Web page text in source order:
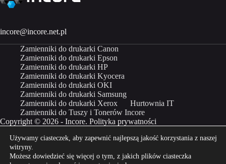
incore@incore.net.pl
Zamienniki do drukarki Canon
Zamienniki do drukarki Epson
Zamienniki do drukarki HP
Zamienniki do drukarki Kyocera
Zamienniki do drukarki OKI
Zamienniki do drukarki Samsung
Zamienniki do drukarki Xerox
Hurtownia IT
Zamienniki do Tuszy i Tonerów Incore
Copyright © 2026 - Incore. Polityka prywatności
Właścicielem marki Incore jest Incom Group SA
Kup Incore na Kup Incore na
Używamy ciasteczek, aby zapewnić najlepszą jakość korzystania z naszej
witryny.
Możesz dowiedzieć się więcej o tym, z jakich plików ciasteczka